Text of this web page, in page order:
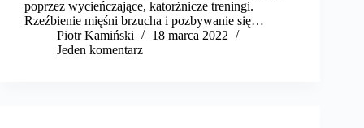
poprzez wycieńczające, katorżnicze treningi.
Rzeźbienie mięśni brzucha i pozbywanie się…
Piotr Kamiński
18 marca 2022
Jeden komentarz